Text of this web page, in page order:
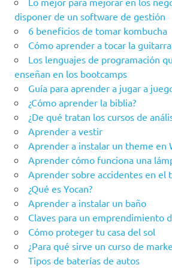
disponer de un software de gestión
6 beneficios de tomar kombucha
Cómo aprender a tocar la guitarra
Los lenguajes de programación
enseñan en los bootcamps
Guía para aprender a jugar a
¿Cómo aprender la biblia?
¿De qué tratan los cursos de
Aprender a vestir
Aprender a instalar un theme en
Aprender cómo funciona una
Aprender sobre accidentes en el
¿Qué es Yocan?
Aprender a instalar un baño
Claves para un emprendimiento
Cómo proteger tu casa del sol
¿Para qué sirve un curso de
Tipos de baterías de autos